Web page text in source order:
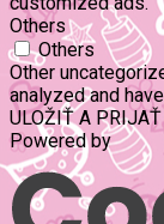
Others
Others
Other
analyzed and
ULOŽIŤ A PRIJAŤ
Powered by